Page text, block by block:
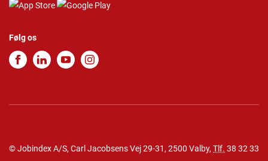
Følg os
© Jobindex A/S, Carl Jacobsens Vej 29-31, 2500 Valby, Tlf. 38 32 33